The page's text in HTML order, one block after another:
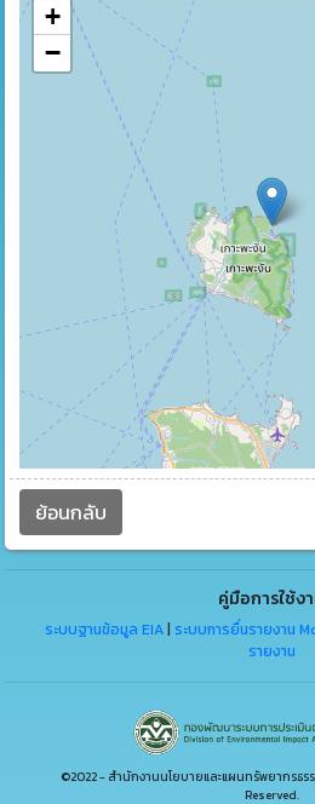
+
−
ย้อนกลับ
คู่มือการใช้ง
ระบบฐานข้อมูล EIA| ระบบการยื่นรายงาน
รายงาน
©2022 - สำนักงานนโยบายและแผนทรัพยากรธร
Reserved.